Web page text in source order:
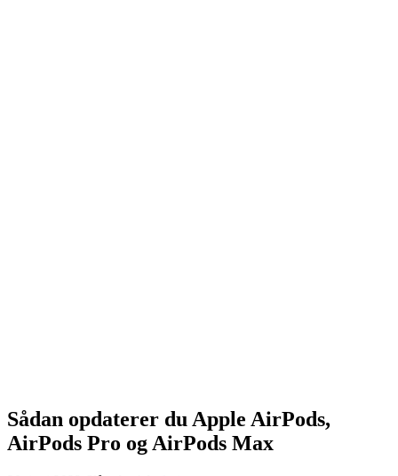
Sådan opdaterer du Apple AirPods,
AirPods Pro og AirPods Max